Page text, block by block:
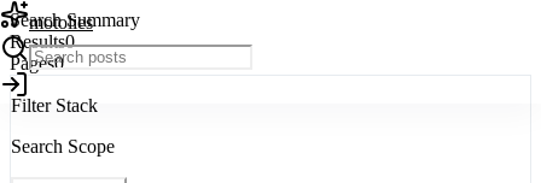
motolies
검색 결과
Search Summary
Results0
Pages0
Filter Stack
Search Scope